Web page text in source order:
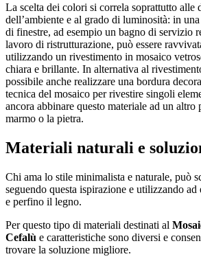
La scelta dei colori si correla soprattutto alle
dell’ambiente e al grado di luminosità: in
di finestre, ad esempio un bagno di servizio
lavoro di ristrutturazione, può essere
utilizzando un rivestimento in mosaico
chiara e brillante. In alternativa al
possibile anche realizzare una bordura
tecnica del mosaico per rivestire singoli
ancora abbinare questo materiale ad un altro
marmo o la pietra.
Materiali naturali e
Chi ama lo stile minimalista e naturale, può
seguendo questa ispirazione e utilizzando
e perfino il legno.
Per questo tipo di materiali destinati al
Cefalù e caratteristiche sono diversi e
trovare la soluzione migliore.